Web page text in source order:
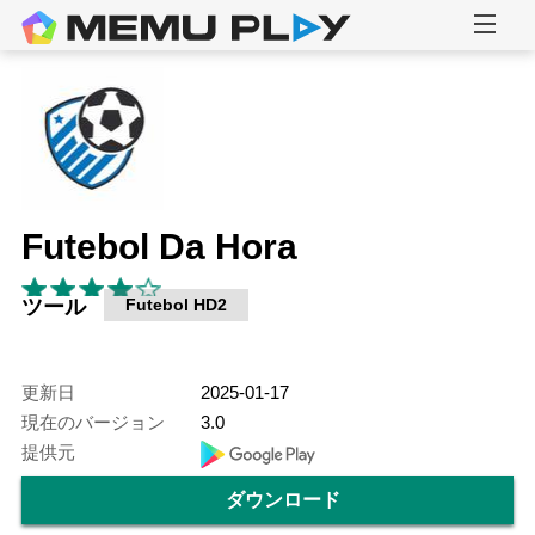
Futebol Da Hora
ツール Futebol HD2
更新日
2025-01-17
現在のバージョン
3.0
提供元
ダウンロード